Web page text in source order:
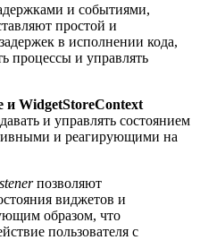
и событиями,
простой и
в исполнении кода,
процессы и управлять
и WidgetStoreContext
и управлять состоянием
и реагирующими на
позволяют
виджетов и
образом, что
пользователя с